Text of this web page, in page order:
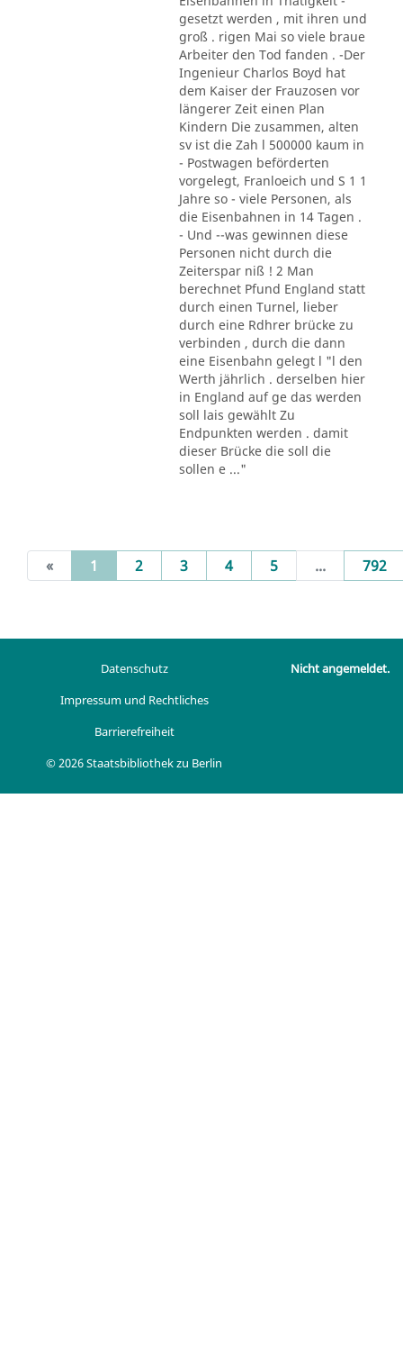
gesetzt werden , mit ihren und
groß . rigen Mai so viele braue
Arbeiter den Tod fanden . -Der
Ingenieur Charlos Boyd hat
dem Kaiser der Frauzosen vor
längerer Zeit einen Plan
Kindern Die zusammen, alten
sv ist die Zah l 500000 kaum in
- Postwagen beförderten
vorgelegt, Franloeich und S 1 1
Jahre so - viele Personen, als
die Eisenbahnen in 14 Tagen .
- Und --was gewinnen diese
Personen nicht durch die
Zeiterspar niß ! 2 Man
berechnet Pfund England statt
durch einen Turnel, lieber
durch eine Rdhrer brücke zu
verbinden , durch die dann
eine Eisenbahn gelegt l "l den
Werth jährlich . derselben hier
in England auf ge das werden
soll lais gewählt Zu
Endpunkten werden . damit
dieser Brücke die soll die
sollen e ..."
« 1 (current)
2 3 4 5 ... 792
Datenschutz
Impressum und Rechtliches
Barrierefreiheit
© 2026 Staatsbibliothek zu Berlin
Nicht angemeldet.